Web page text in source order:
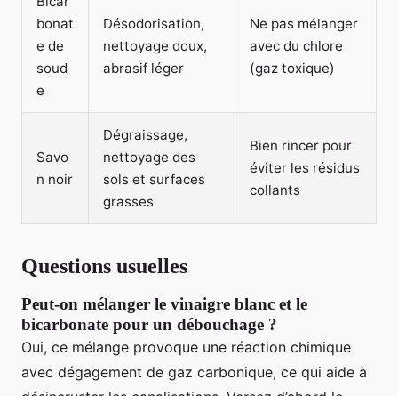
bonat
e de
soud
e
Désodorisation,
nettoyage doux,
abrasif léger
Ne pas mélanger
avec du chlore
(gaz toxique)
Savo
n noir
Dégraissage,
nettoyage des
sols et surfaces
grasses
Bien rincer pour
éviter les résidus
collants
Questions usuelles
Peut-on mélanger le vinaigre blanc et le
bicarbonate pour un débouchage ?
Oui, ce mélange provoque une réaction chimique
avec dégagement de gaz carbonique, ce qui aide à